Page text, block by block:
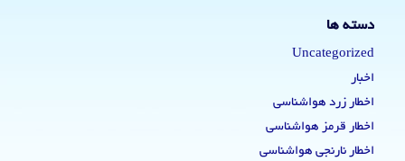
دسته ها
Uncategorized
اخبار
اخطار زرد هواشناسی
اخطار قرمز هواشناسی
اخطار نارنجی هواشناسی